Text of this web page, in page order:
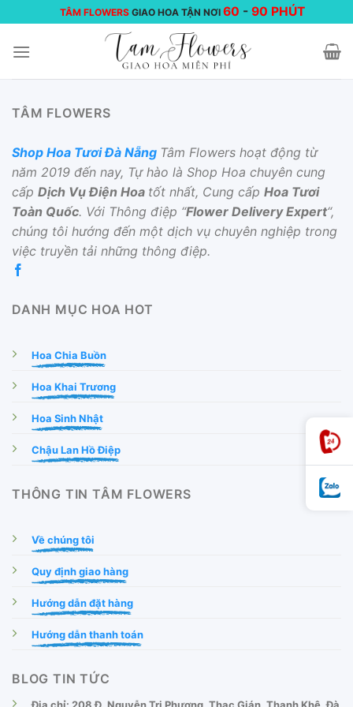
đến
nội
TÂM FLOWERS GIAO HOA TẬN NƠI 60 -90 PHÚT
TÂM FLOWERS
Shop Hoa Tươi Đà Nẵng Tâm Flowers hoạt động từ
năm 2019 đến nay, Tự hào là Shop Hoa chuyên cung
cấp Dịch Vụ Điện Hoa tốt nhất, Cung cấp Hoa Tươi
Toàn Quốc. Với Thông điệp “Flower Delivery Expert“,
chúng tôi hướng đến một dịch vụ chuyên nghiệp trong
việc truyền tải những thông điệp.
DANH MỤC HOA HOT
Hoa Chia Buồn
Hoa Khai Trương
Hoa Sinh Nhật
Chậu Lan Hồ Điệp
THÔNG TIN TÂM FLOWERS
Về chúng tôi
Quy định giao hàng
Hướng dẫn đặt hàng
Hướng dẫn thanh toán
BLOG TIN TỨC